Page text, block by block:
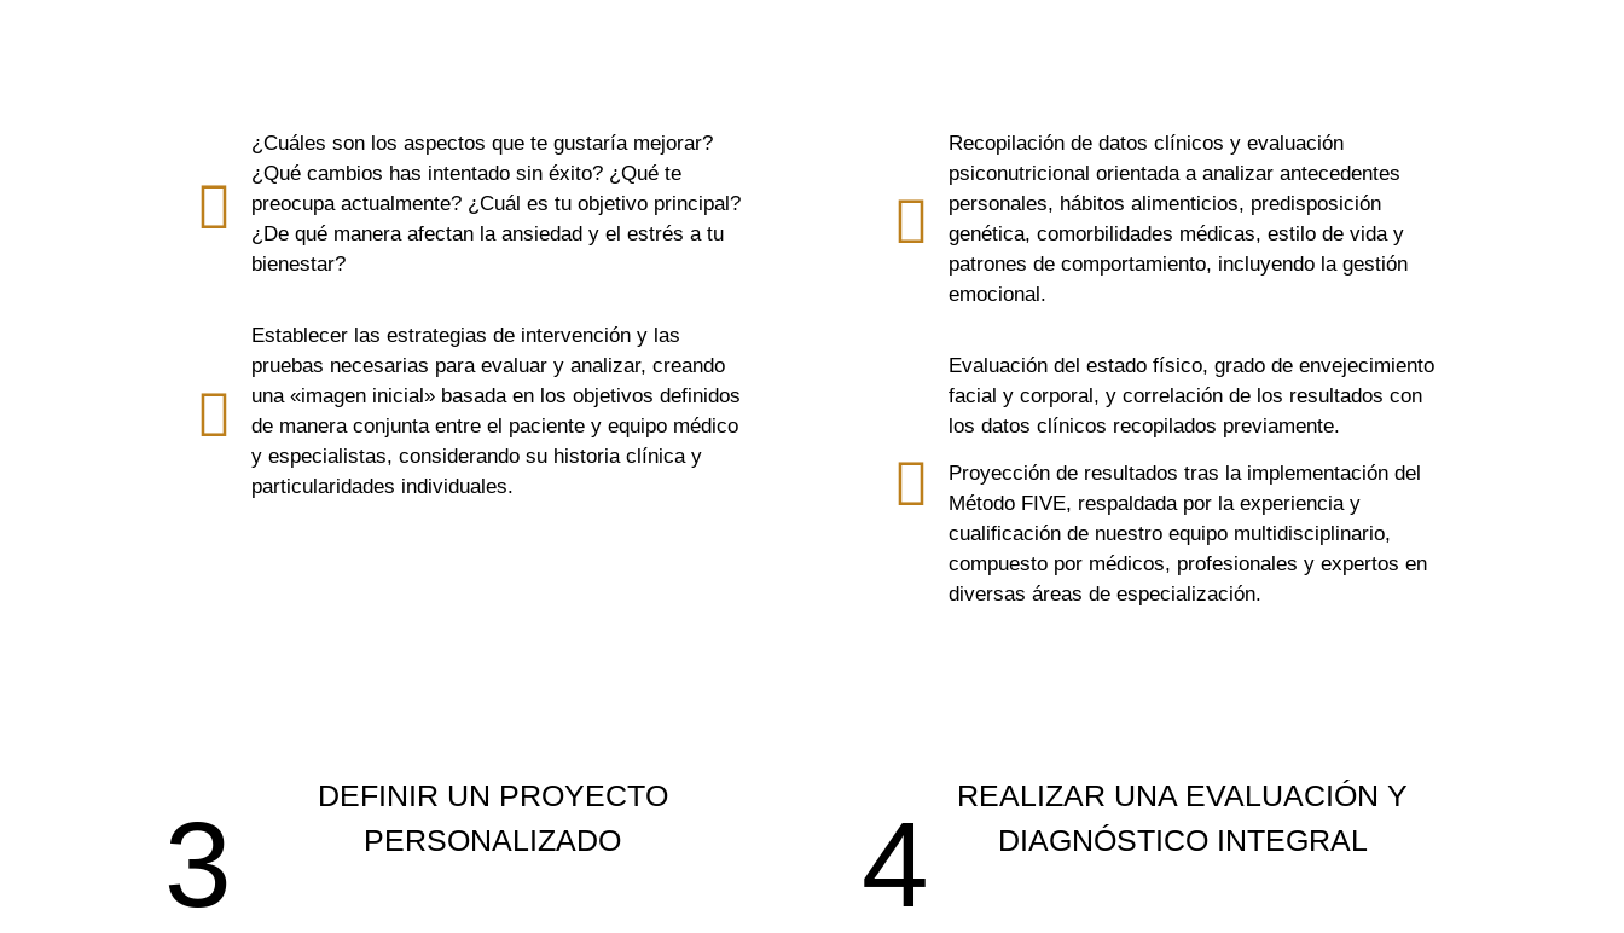
¿Cuáles son los aspectos que te gustaría mejorar?
¿Qué cambios has intentado sin éxito? ¿Qué te
preocupa actualmente? ¿Cuál es tu objetivo principal?
¿De qué manera afectan la ansiedad y el estrés a tu
bienestar?
Establecer las estrategias de intervención y las
pruebas necesarias para evaluar y analizar, creando
una «imagen inicial» basada en los objetivos definidos
de manera conjunta entre el paciente y equipo médico
y especialistas, considerando su historia clínica y
particularidades individuales.
Recopilación de datos clínicos y evaluación
psiconutricional orientada a analizar antecedentes
personales, hábitos alimenticios, predisposición
genética, comorbilidades médicas, estilo de vida y
patrones de comportamiento, incluyendo la gestión
emocional.
Evaluación del estado físico, grado de envejecimiento
facial y corporal, y correlación de los resultados con
los datos clínicos recopilados previamente.
Proyección de resultados tras la implementación del
Método FIVE, respaldada por la experiencia y
cualificación de nuestro equipo multidisciplinario,
compuesto por médicos, profesionales y expertos en
diversas áreas de especialización.
3
DEFINIR UN PROYECTO
PERSONALIZADO
4
REALIZAR UNA EVALUACIÓN Y
DIAGNÓSTICO INTEGRAL